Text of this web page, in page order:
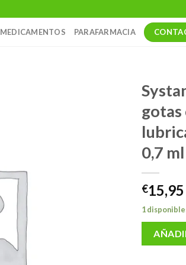
MEDICAMENTOS PARAFARMACIA
0,7 ml
€15,95
1